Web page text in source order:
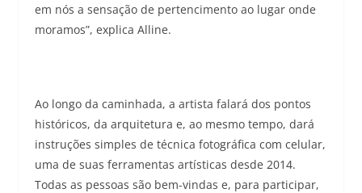
em nós a sensação de pertencimento ao lugar onde
moramos”, explica Alline.
Ao longo da caminhada, a artista falará dos pontos
históricos, da arquitetura e, ao mesmo tempo, dará
instruções simples de técnica fotográfica com celular,
uma de suas ferramentas artísticas desde 2014.
Todas as pessoas são bem-vindas e, para participar,